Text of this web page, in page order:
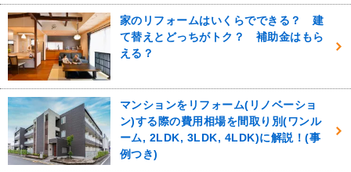
家のリフォームはいくらでできる？ 建
て替えとどっちがトク？ 補助金はもら
える？
マンションをリフォーム(リノベーショ
ン)する際の費用相場を間取り別(ワンル
ーム, 2LDK, 3LDK, 4LDK)に解説！(事
例つき)